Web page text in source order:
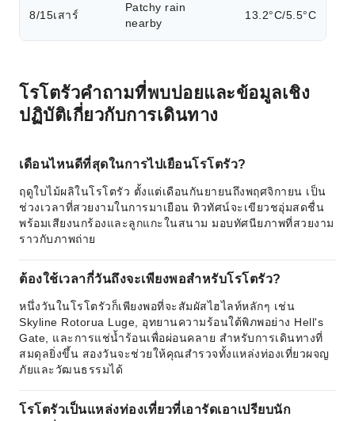
8/15เสาร์
Patchy rain
nearby
13.2°C/5.5°C
โรโตรัวคำถามที่พบบ่อยและข้อมูลเชิง
ปฏิบัติเกี่ยวกับการเดินทาง
เดือนไหนดีที่สุดในการไปเยือนโรโตรัว?
ฤดูใบไม้ผลิในโรโตรัว ตั้งแต่เดือนกันยายนถึงพฤศจิกายน เป็น
ช่วงเวลาที่สวยงามในการมาเยือน ทิวทัศน์จะเขียวชอุ่มสดชื่น
พร้อมเสียงนกร้องและลูกแกะในสนาม มอบทัศนียภาพที่สวยงาม
ราวกับภาพถ่าย
ต้องใช้เวลากี่วันถึงจะเพียงพอสำหรับโรโตรัว?
หนึ่งวันในโรโตรัวก็เพียงพอที่จะสัมผัสไฮไลท์หลักๆ เช่น
Skyline Rotorua Luge, อุทยานความร้อนใต้พิภพอย่าง Hell's
Gate, และการแช่น้ำร้อนเพื่อผ่อนคลาย สำหรับการเดินทางที่
สมดุลยิ่งขึ้น สองวันจะช่วยให้คุณสำรวจทั้งแหล่งท่องเที่ยวผจญ
ภัยและวัฒนธรรมได้
โรโตรัวเป็นแหล่งท่องเที่ยวที่เอารัดเอาเปรียบนัก